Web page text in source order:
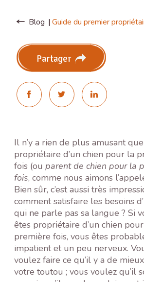
Blog Guide du premier
Partager
Il n’y a rien de plus amusant que
propriétaire d’un chien pour la
fois (ouparent de chien pour la
fois, comme nous aimons
Bien sûr, c’est aussi très
comment satisfaire les besoins
qui ne parle pas sa langue ? Si
êtes propriétaire d’un chien
première fois, vous êtes
impatient et un peu nerveux.
voulez faire ce qu’il y a de
votre toutou ; vous voulez qu’il